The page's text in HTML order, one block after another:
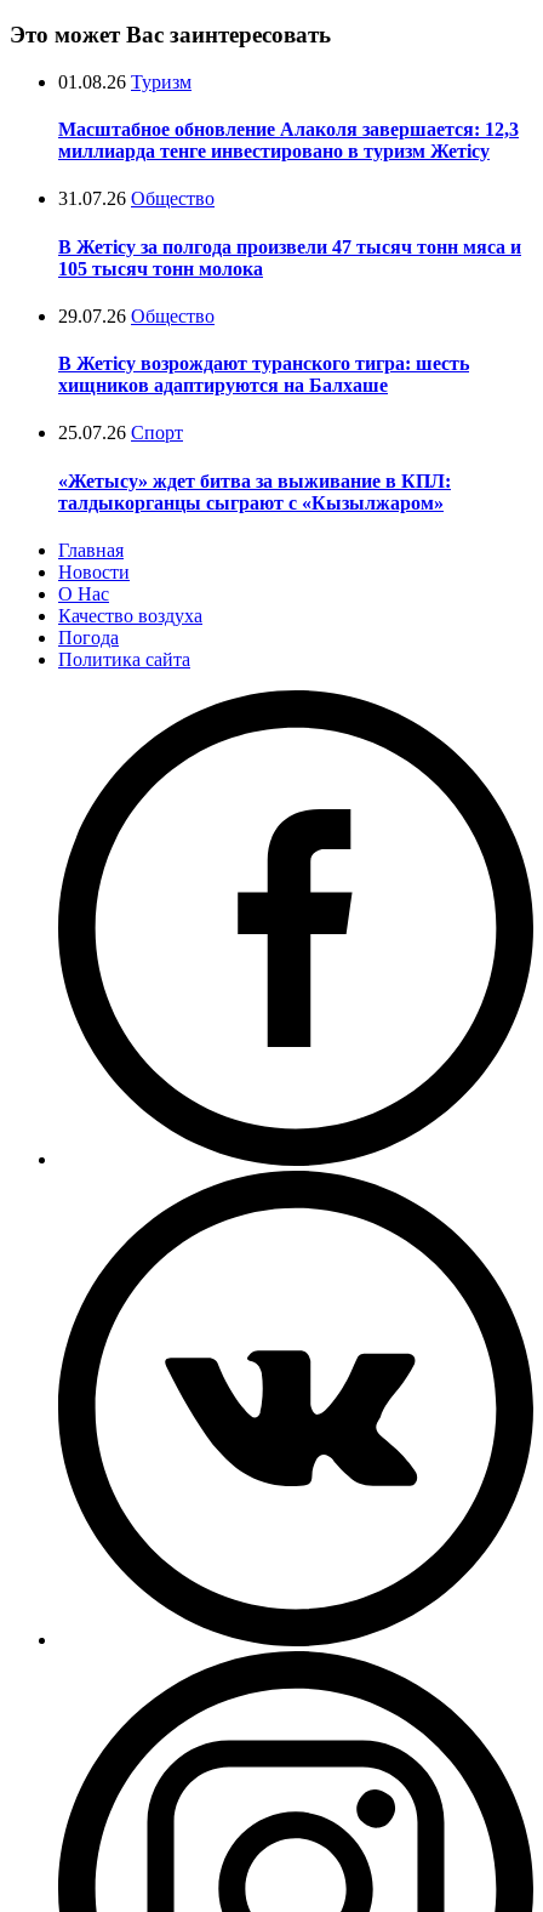
Это может Вас заинтересовать
01.08.26 Туризм
Масштабное обновление Алаколя завершается: 12,3
миллиарда тенге инвестировано в туризм Жетісу
31.07.26 Общество
В Жетісу за полгода произвели 47 тысяч тонн мяса и
105 тысяч тонн молока
29.07.26 Общество
В Жетісу возрождают туранского тигра: шесть
хищников адаптируются на Балхаше
25.07.26 Спорт
«Жетысу» ждет битва за выживание в КПЛ:
талдыкорганцы сыграют с «Кызылжаром»
Главная
Новости
О Нас
Качество воздуха
Погода
Политика сайта